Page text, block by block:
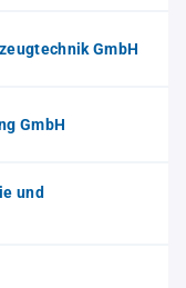
GmbH
GmbH
und